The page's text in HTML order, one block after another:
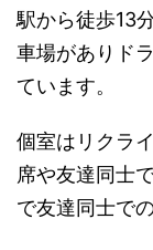
駅から徒歩13
車場がありド
ています。
個室はリクラ
席や友達同士
で友達同士で